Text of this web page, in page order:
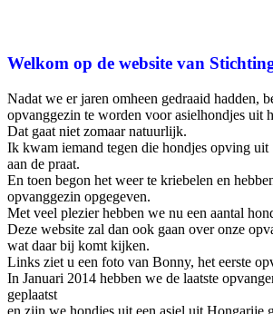
Welkom op de website van
Nadat we er jaren omheen gedraaid hadden,
opvanggezin te worden voor asielhondjes uit
Dat gaat niet zomaar natuurlijk.
Ik kwam iemand tegen die hondjes opving uit
aan de praat.
En toen begon het weer te kriebelen en
opvanggezin opgegeven.
Met veel plezier hebben we nu een aantal
Deze website zal dan ook gaan over onze
wat daar bij komt kijken.
Links ziet u een foto van Bonny, het eerste
In Januari 2014 hebben we de laatste
geplaatst